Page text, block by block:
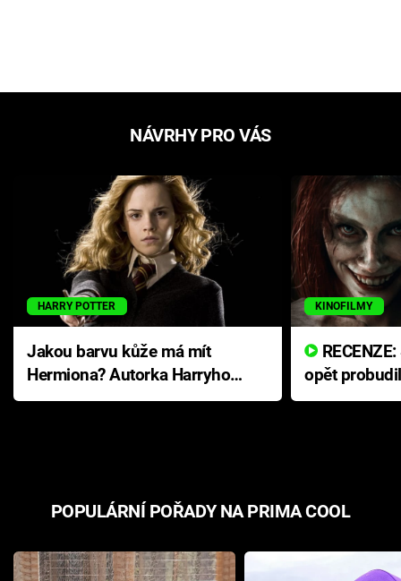
NÁVRHY PRO VÁS
HARRY POTTER
Jakou barvu kůže má mít
Hermiona? Autorka Harryho
Pottera přišla s ráznou
KINOFILMY
opět
přichází s
POPULÁRNÍ POŘADY NA PRIMA COOL